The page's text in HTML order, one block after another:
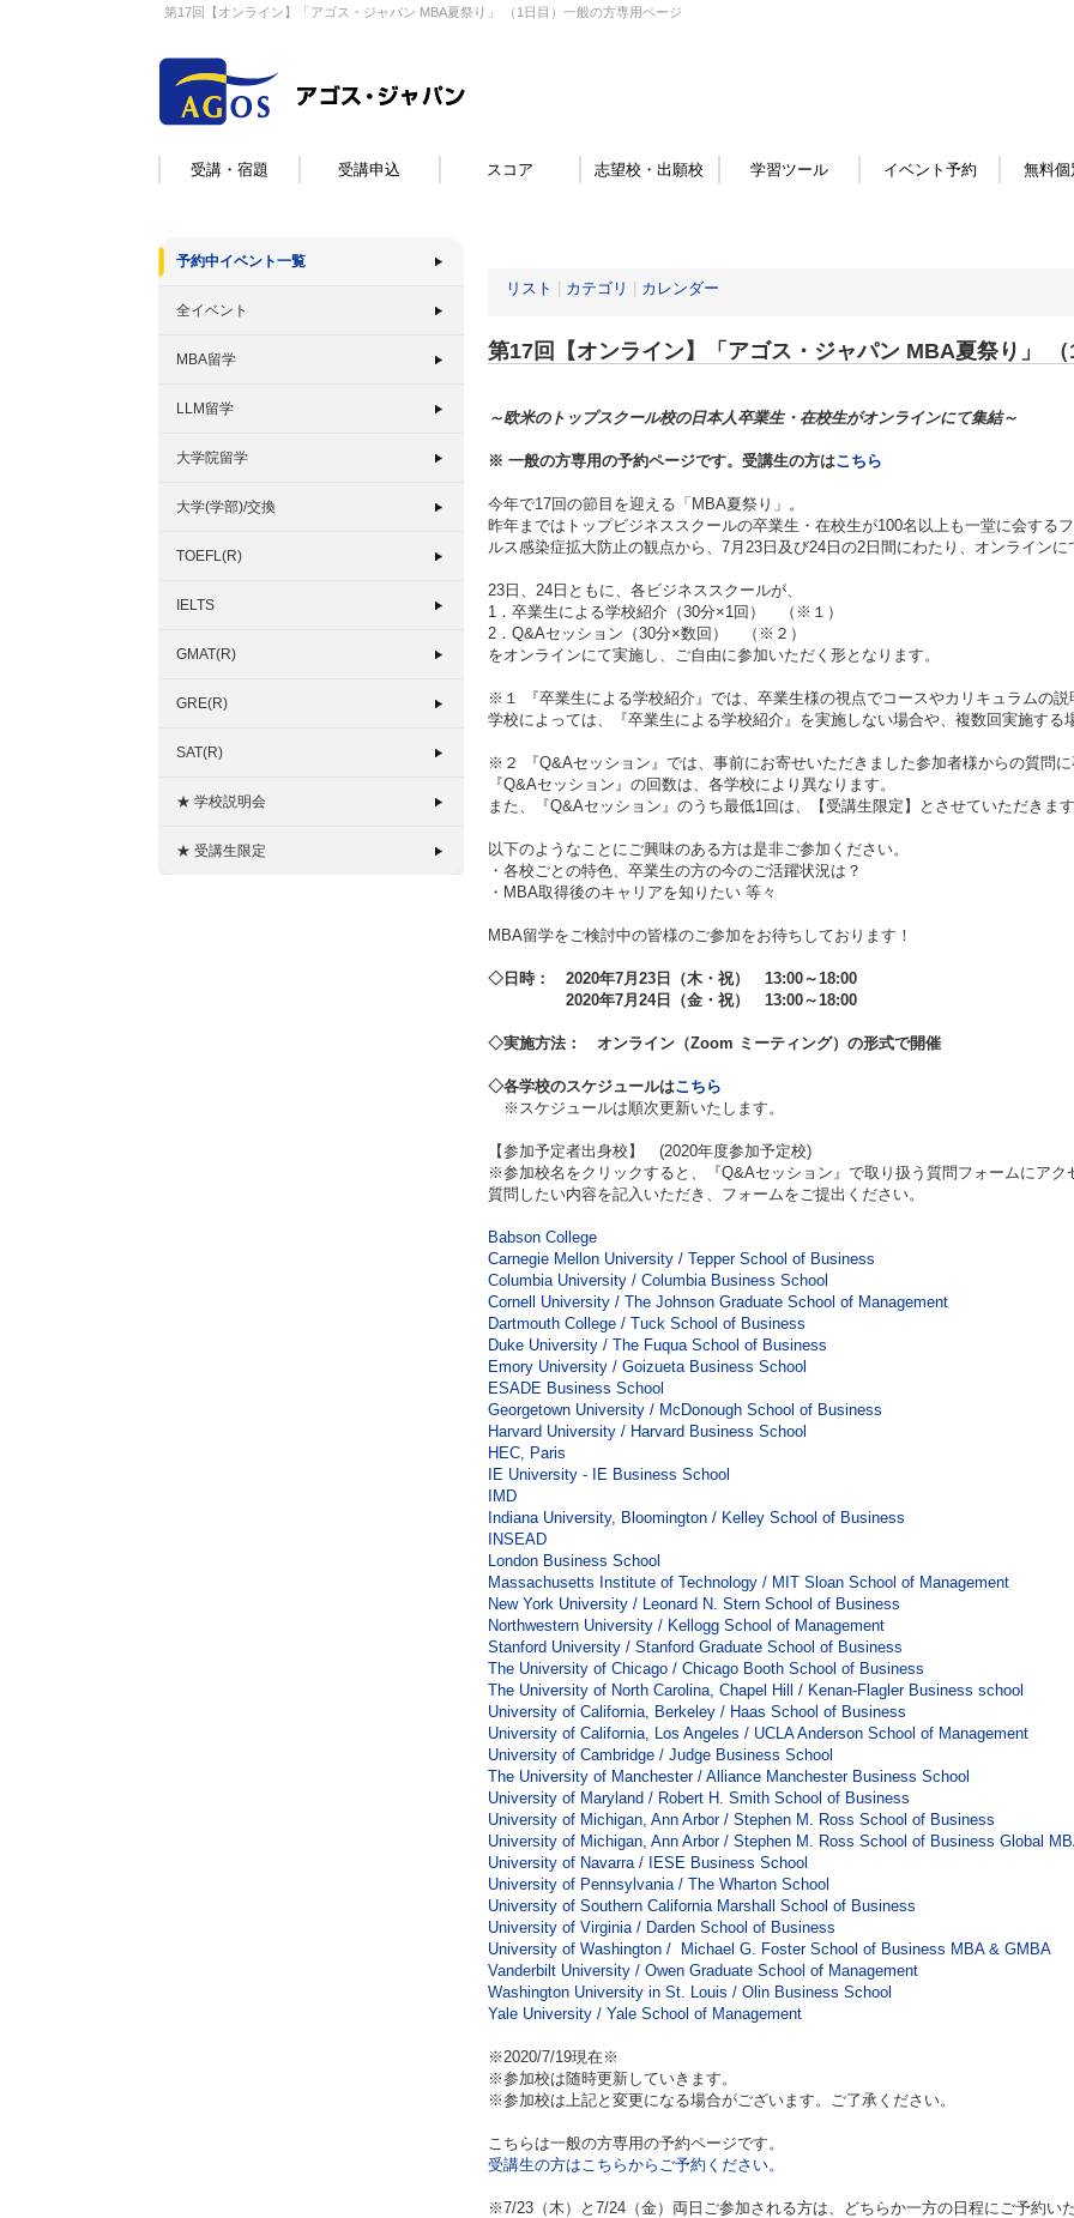
第17回【オンライン】「アゴス・ジャパン MBA夏祭り」 （1日目）一般の方専用ページ
受講・宿題 受講申込 スコア 志望校・出願校 学習ツール イベント予約 無料個
予約中イベント一覧
全イベント
MBA留学
LLM留学
大学院留学
大学(学部)/交換
TOEFL(R)
IELTS
GMAT(R)
GRE(R)
SAT(R)
★ 学校説明会
★ 受講生限定
リスト カテゴリ カレンダー
第17回【オンライン】「アゴス・ジャパン MBA夏祭り」
～欧米のトップスクール校の日本人卒業生・在校生がオンラインにて集結～
※ 一般の方専用の予約ページです。受講生の方はこちら
今年で17回の節目を迎える「MBA夏祭り」。
昨年まではトップビジネススクールの卒業生・在校生が100名以上も一堂に会する
ルス感染症拡大防止の観点から、7月23日及び24日の2日間にわたり、オンライン
23日、24日ともに、各ビジネススクールが、
1．卒業生による学校紹介（30分×1回） （※１）
2．Q&Aセッション（30分×数回） （※２）
をオンラインにて実施し、ご自由に参加いただく形となります。
※１ 『卒業生による学校紹介』では、卒業生様の視点でコースやカリキュラムの
学校によっては、『卒業生による学校紹介』を実施しない場合や、複数回実施する
※２ 『Q&Aセッション』では、事前にお寄せいただきました参加者様からの質問
『Q&Aセッション』の回数は、各学校により異なります。
また、『Q&Aセッション』のうち最低1回は、【受講生限定】とさせていただきま
以下のようなことにご興味のある方は是非ご参加ください。
・各校ごとの特色、卒業生の方の今のご活躍状況は？
・MBA取得後のキャリアを知りたい 等々
MBA留学をご検討中の皆様のご参加をお待ちしております！
◇ 日時： 2020年7月23日（木・祝） 13:00～18:00
2020年7月24日（金・祝） 13:00～18:00
◇実施方法： オンライン（Zoom ミーティング）の形式で開催
◇各学校のスケジュールはこちら
※スケジュールは順次更新いたします。
【参加予定者出身校】 (2020年度参加予定校)
※参加校名をクリックすると、『Q&Aセッション』で取り扱う質問フォームにアク
質問したい内容を記入いただき、フォームをご提出ください。
Babson College
Carnegie Mellon University / Tepper School of Business
Columbia University / Columbia Business School
Cornell University / The Johnson Graduate School of Management
Dartmouth College / Tuck School of Business
Duke University / The Fuqua School of Business
Emory University / Goizueta Business School
ESADE Business School
Georgetown University / McDonough School of Business
Harvard University / Harvard Business School
HEC, Paris
IE University - IE Business School
IMD
Indiana University, Bloomington / Kelley School of Business
INSEAD
London Business School
Massachusetts Institute of Technology / MIT Sloan School of Management
New York University / Leonard N. Stern School of Business
Northwestern University / Kellogg School of Management
Stanford University / Stanford Graduate School of Business
The University of Chicago / Chicago Booth School of Business
The University of North Carolina, Chapel Hill / Kenan-Flagler Business school
University of California, Berkeley / Haas School of Business
University of California, Los Angeles / UCLA Anderson School of Management
University of Cambridge / Judge Business School
The University of Manchester / Alliance Manchester Business School
University of Maryland / Robert H. Smith School of Business
University of Michigan, Ann Arbor / Stephen M. Ross School of Business
University of Michigan, Ann Arbor / Stephen M. Ross School of Business Global
University of Navarra / IESE Business School
University of Pennsylvania / The Wharton School
University of Southern California Marshall School of Business
University of Virginia / Darden School of Business
University of Washington / Michael G. Foster School of Business MBA & GMBA
Vanderbilt University / Owen Graduate School of Management
Washington University in St. Louis / Olin Business School
Yale University / Yale School of Management
※2020/7/19現在※
※参加校は随時更新していきます。
※参加校は上記と変更になる場合がございます。ご了承ください。
こちらは一般の方専用の予約ページです。
受講生の方はこちらからご予約ください。
※7/23（木）と7/24（金）両日ご参加される方は、どちらか一方の日程にご予約い